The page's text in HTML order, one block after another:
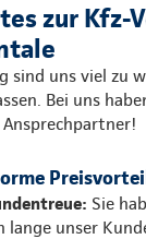
zur Kfz-
sind uns viel zu
Bei uns
Sie
lange unser